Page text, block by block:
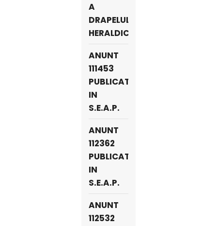
A
DRAPELULUI
HERALDIC
ANUNT
111453
PUBLICAT
IN
S.E.A.P.
ANUNT
112362
PUBLICAT
IN
S.E.A.P.
ANUNT
112532